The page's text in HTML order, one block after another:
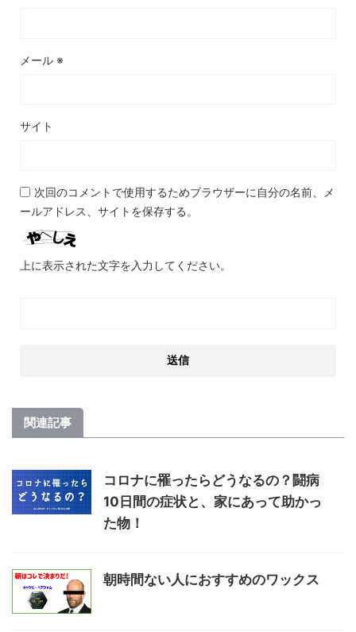
メール ※
サイト
次回のコメントで使用するためブラウザーに自分の名前、メ
ールアドレス、サイトを保存する。
上に表示された文字を入力してください。
関連記事
コロナに罹ったらどうなるの？闘病
10日間の症状と、家にあって助かっ
た物！
朝時間ない人におすすめのワックス